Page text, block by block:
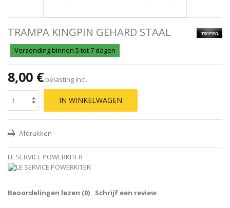
TRAMPA KINGPIN GEHARD STAAL
Verzending binnen 5 tot 7 dagen
8,00 € belasting incl.
IN WINKELWAGEN
Afdrukken
LE SERVICE POWERKITER
Beoordelingen lezen (0) Schrijf een review